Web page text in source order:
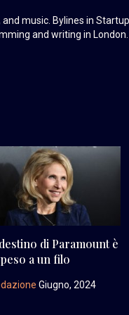
music. Bylines in
and writing in London.
di Paramount è
a un filo
Giugno, 2024